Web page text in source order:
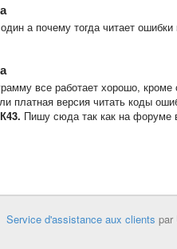
а почему тогда читает
все работает хорошо,
платная версия читать коды
Пишу сюда так как на форуме
Service d'assistance aux clients par